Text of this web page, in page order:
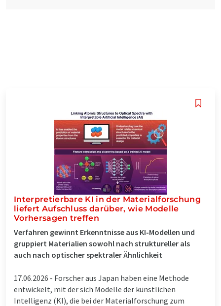
Interpretierbare KI in der Materialforschung
liefert Aufschluss darüber, wie Modelle
Vorhersagen treffen
Verfahren gewinnt Erkenntnisse aus KI-Modellen und
gruppiert Materialien sowohl nach struktureller als
auch nach optischer spektraler Ähnlichkeit
17.06.2026 - Forscher aus Japan haben eine Methode
entwickelt, mit der sich Modelle der künstlichen
Intelligenz (KI), die bei der Materialforschung zum